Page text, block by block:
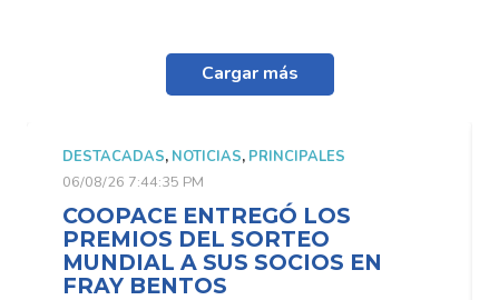
Cargar más
DESTACADAS, NOTICIAS, PRINCIPALES
06/08/26 7:44:35 PM
COOPACE ENTREGÓ LOS
PREMIOS DEL SORTEO
MUNDIAL A SUS SOCIOS EN
FRAY BENTOS